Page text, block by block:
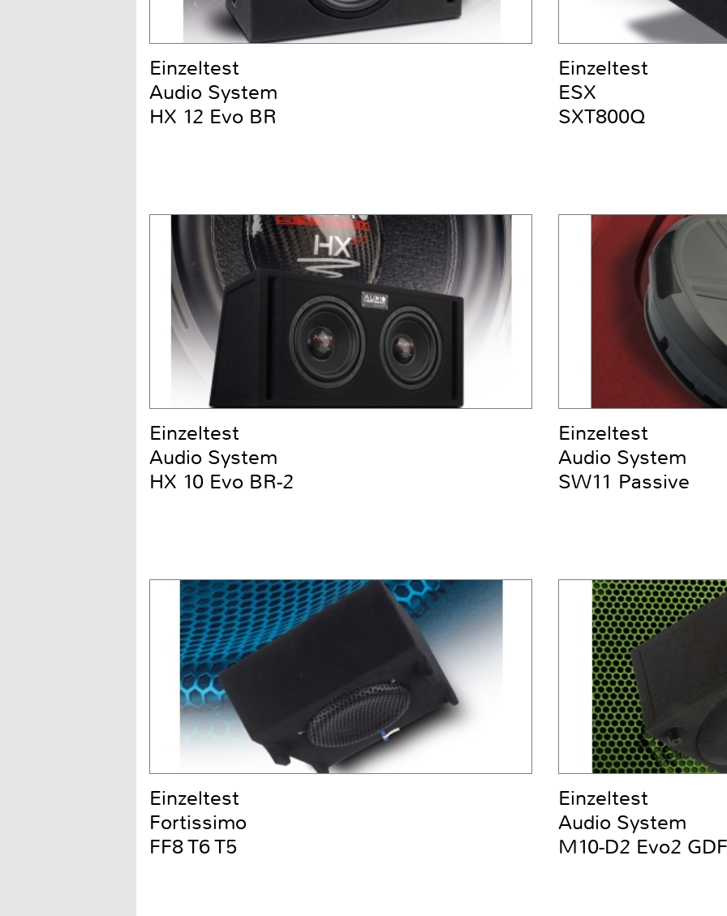
Einzeltest
Audio System
HX 12 Evo BR
Einzeltest
ESX
SXT800Q
Einzeltest
Audio System
HX 10 Evo BR-2
Einzeltest
Audio System
SW11 Passive
Einzeltest
Fortissimo
FF8 T6 T5
Einzeltest
Audio System
M10-D2 Evo2 GDF